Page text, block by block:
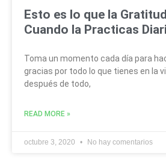
Esto es lo que la
Cuando la Practicas
Toma un momento cada día para
gracias por todo lo que tienes en la
después de todo,
READ MORE »
octubre 3, 2020 No hay comentarios